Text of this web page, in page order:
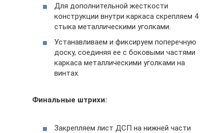
Для дополнительной жесткости
конструкции внутри каркаса скрепляем 4
стыка металлическими уголками.
Устанавливаем и фиксируем поперечную
доску, соединяя ее с боковыми частями
каркаса металлическими уголками на
винтах.
Финальные штрихи:
Закрепляем лист ДСП на нижней части